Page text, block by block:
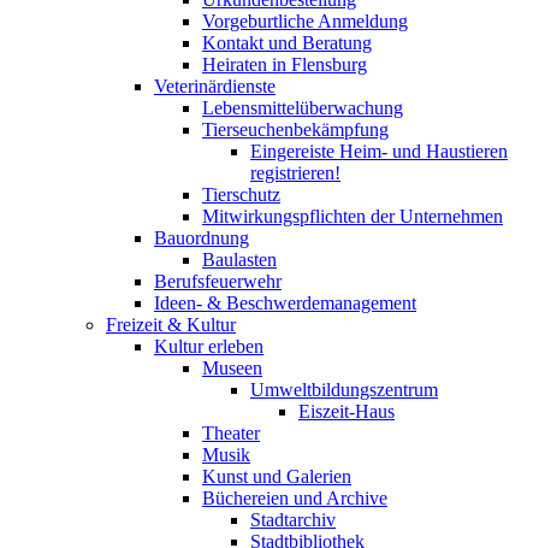
Vorgeburtliche Anmeldung
Kontakt und Beratung
Heiraten in Flensburg
Veterinärdienste
Lebensmittelüberwachung
Tierseuchenbekämpfung
Eingereiste Heim- und Haustieren
registrieren!
Tierschutz
Mitwirkungspflichten der Unternehmen
Bauordnung
Baulasten
Berufsfeuerwehr
Ideen- & Beschwerdemanagement
Freizeit & Kultur
Kultur erleben
Museen
Umweltbildungszentrum
Eiszeit-Haus
Theater
Musik
Kunst und Galerien
Büchereien und Archive
Stadtarchiv
Stadtbibliothek